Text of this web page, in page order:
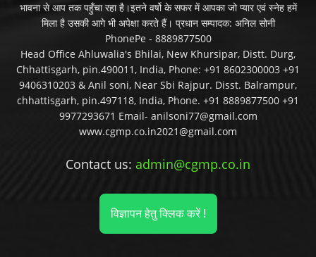
भावना से आप तक पहुँचा रहा है।इतने वर्षो के सफर में आपका जो प्यार एवं स्नेह हमें
मिला है उसकी आगे भी अपेक्षा करते हैं। प्रधान सम्पादक: अनिल सोनी
PhonePe - 8889877500
Head Office Ahluwalia's Bhilai, New Khursipar, Distt. Durg,
Chhattisgarh, pin.490011, India, Phone: +91 8602300003 +91
9406310203 & Anil soni, Near Sbi Rajpur. Disst. Balrampur,
chhattisgarh, pin.497118, India, Phone. +91 8889877500 +91
9977293671 Email- anilsoni77@gmail.com
www.cgmp.co.in2021@gmail.com
Contact us: admin@cgmp.co.in
विज्ञापन हेतु क्लिक करें !